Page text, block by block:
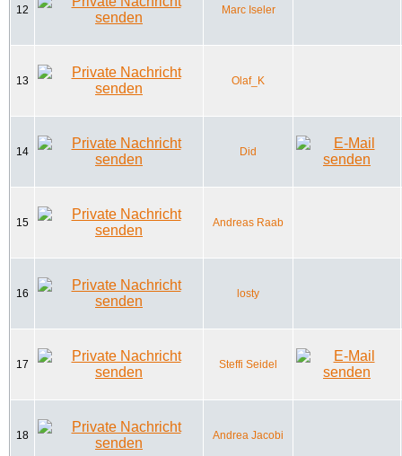
12 Marc Iseler
13 Olaf_K
14 Did
15 Andreas Raab
16 losty
17 Steffi Seidel
18 Andrea Jacobi